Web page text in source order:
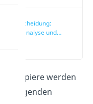
Unterscheidung:
Finanzanalyse und
werden
folgenden